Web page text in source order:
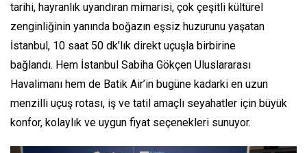
tarihi, hayranlık uyandıran mimarisi, çok çeşitli kültürel
zenginliğinin yanında boğazın eşsiz huzurunu yaşatan
İstanbul, 10 saat 50 dk’lık direkt uçuşla birbirine
bağlandı. Hem İstanbul Sabiha Gökçen Uluslararası
Havalimanı hem de Batik Air’in bugüne kadarki en uzun
menzilli uçuş rotası, iş ve tatil amaçlı seyahatler için büyük
konfor, kolaylık ve uygun fiyat seçenekleri sunuyor.